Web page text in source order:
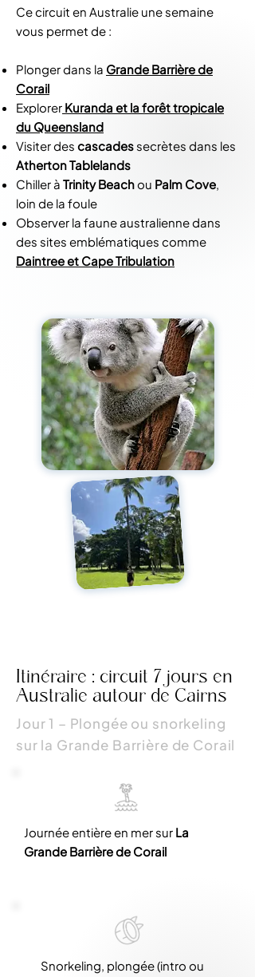
Ce circuit en Australie une semaine
vous permet de :
Plonger dans la Grande Barrière de
Corail
Explorer Kuranda et la forêt tropicale
du Queensland
Visiter des cascadessecrètes dans les
Atherton Tablelands
Chiller à Trinity Beachou Palm Cove,
loin de la foule
Observer la faune australienne dans
des sites emblématiques comme
Daintree et Cape Tribulation
Itinéraire : circuit 7 jours en
Australie autour de Cairns
Jour 1 – Plongée ou snorkeling
sur la Grande Barrière de Corail
Journée entière en mer sur La
Grande Barrière de Corail
Snorkeling, plongée (intro ou